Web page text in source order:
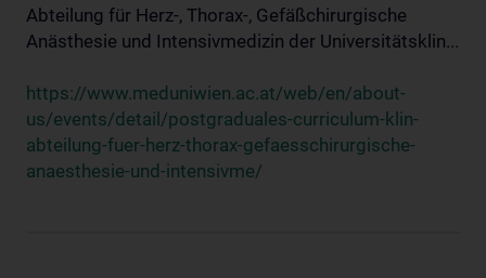
Abteilung für Herz-, Thorax-, Gefäßchirurgische
Anästhesie und Intensivmedizin der Universitätsklin...
https://www.meduniwien.ac.at/web/en/about-
us/events/detail/postgraduales-curriculum-klin-
abteilung-fuer-herz-thorax-gefaesschirurgische-
anaesthesie-und-intensivme/